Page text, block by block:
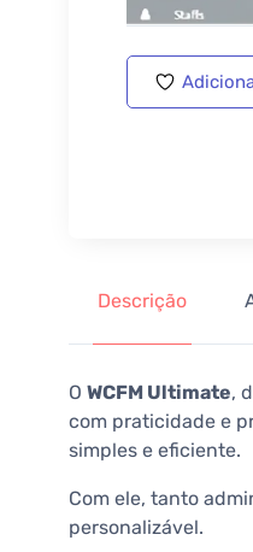
Descrição
O WCFM Ultimate,
com praticidade e
simples e eficiente.
Com ele, tanto
personalizável.